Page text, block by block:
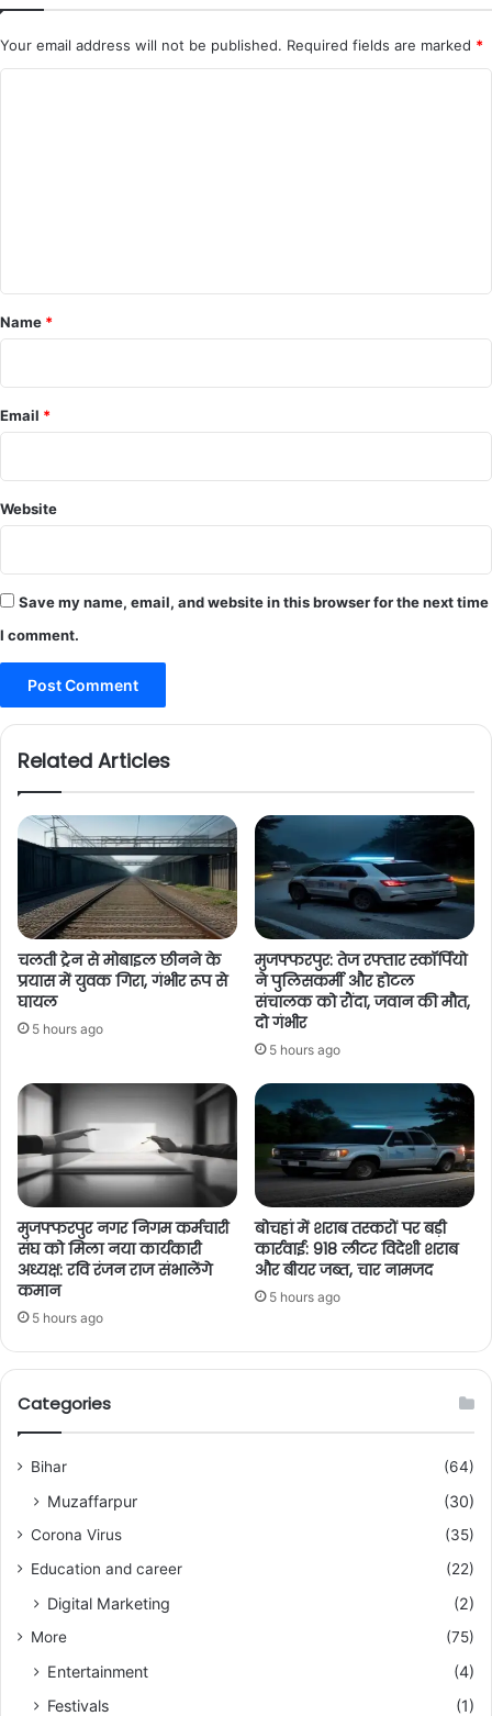
Your email address will not be published. Required fields are marked *
*
Name *
Email *
Website
Save my name, email, and website in this browser for the next time
I comment.
Related Articles
चलती ट्रेन से मोबाइल छीनने के
प्रयास में युवक गिरा, गंभीर रूप से
घायल
5 hours ago
मुजफ्फरपुर: तेज रफ्तार स्कॉर्पियो
ने पुलिसकर्मी और होटल
संचालक को रौंदा, जवान की मौत,
दो गंभीर
5 hours ago
मुजफ्फरपुर नगर निगम कर्मचारी
संघ को मिला नया कार्यकारी
अध्यक्ष: रवि रंजन राज संभालेंगे
कमान
5 hours ago
बोचहां में शराब तस्करों पर बड़ी
कार्रवाई: 918 लीटर विदेशी शराब
और बीयर जब्त, चार नामजद
5 hours ago
Categories
Bihar (64)
Muzaffarpur (30)
Corona Virus
(35)
Education and career
(22)
Digital Marketing (2)
More (75)
Entertainment
(4)
Festivals
(1)